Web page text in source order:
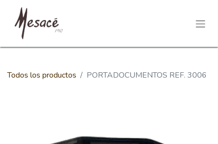
Todos los productos PORTADOCUMENTOS REF. 3006